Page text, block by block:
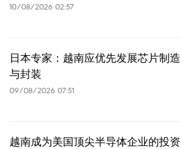
10/08/2026 02:57
日本专家：越南应优先发展芯片制造
与封装
09/08/2026 07:51
越南成为美国顶尖半导体企业的投资